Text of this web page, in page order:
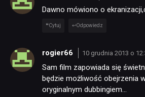
Dawno mówiono o
Cytuj Odpowiedz
rogier66 10 grudnia 2013 o
Sam film zapowiada się
będzie możliwość obejrzenia
oryginalnym dubbingiem…